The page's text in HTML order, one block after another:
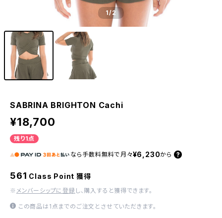
1/2
SABRINA BRIGHTON Cachi
¥18,700
残り1点
なら 手数料無料で 月々¥6,230から
561 Class Point 獲得
※ メンバーシップに登録 し、購入すると獲得できます。
この商品は1点までのご注文とさせていただきます。